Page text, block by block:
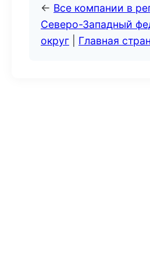
← Все компании в
Северо-Западный
округ
Главная